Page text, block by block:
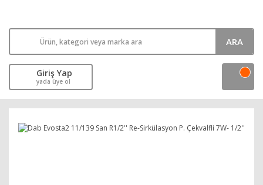
ARA
Giriş Yap
yada üye ol